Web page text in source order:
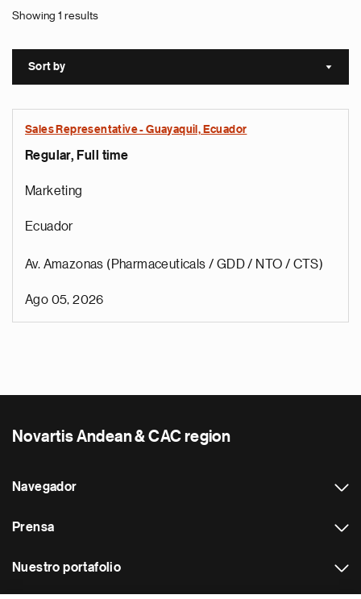
Showing 1 results
Sort by Sort
Sales Representative - Guayaquil, Ecuador
Regular, Full time
Marketing
Ecuador
Av. Amazonas (Pharmaceuticals / GDD / NTO / CTS)
Ago 05, 2026
Novartis Andean & CAC region
Navegador
Prensa
Nuestro portafolio